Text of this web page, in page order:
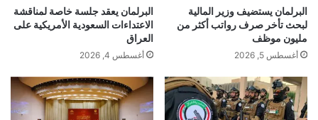
البرلمان يستضيف وزير المالية
لبحث تأخر صرف رواتب أكثر من
مليون موظف
أغسطس 5, 2026
البرلمان يعقد جلسة خاصة لمناقشة
الاعتداءات السعودية الأمريكية على
العراق
أغسطس 4, 2026